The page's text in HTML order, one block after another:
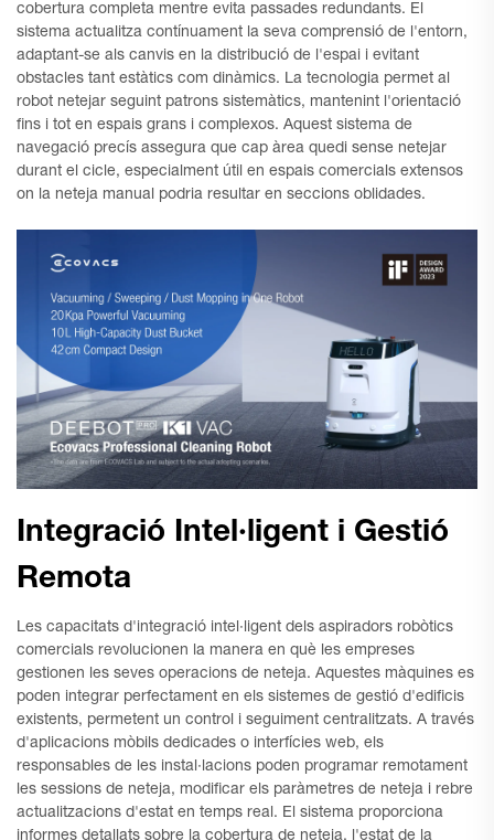
cobertura completa mentre evita passades redundants. El
sistema actualitza contínuament la seva comprensió de l'entorn,
adaptant-se als canvis en la distribució de l'espai i evitant
obstacles tant estàtics com dinàmics. La tecnologia permet al
robot netejar seguint patrons sistemàtics, mantenint l'orientació
fins i tot en espais grans i complexos. Aquest sistema de
navegació precís assegura que cap àrea quedi sense netejar
durant el cicle, especialment útil en espais comercials extensos
on la neteja manual podria resultar en seccions oblidades.
Integració Intel·ligent i Gestió
Remota
Les capacitats d'integració intel·ligent dels aspiradors robòtics
comercials revolucionen la manera en què les empreses
gestionen les seves operacions de neteja. Aquestes màquines es
poden integrar perfectament en els sistemes de gestió d'edificis
existents, permetent un control i seguiment centralitzats. A través
d'aplicacions mòbils dedicades o interfícies web, els
responsables de les instal·lacions poden programar remotament
les sessions de neteja, modificar els paràmetres de neteja i rebre
actualitzacions d'estat en temps real. El sistema proporciona
informes detallats sobre la cobertura de neteja, l'estat de la